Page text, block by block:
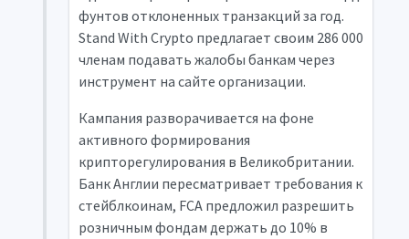
фунтов отклоненных транзакций за год.
Stand With Crypto предлагает своим 286 000
членам подавать жалобы банкам через
инструмент на сайте организации.
Кампания разворачивается на фоне
активного формирования
крипторегулирования в Великобритании.
Банк Англии пересматривает требования к
стейблкоинам, FCA предложил разрешить
розничным фондам держать до 10% в